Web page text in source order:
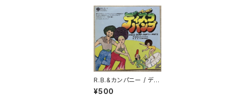
R.B.&カンパニー / ディ
スコ・バンプ
¥500